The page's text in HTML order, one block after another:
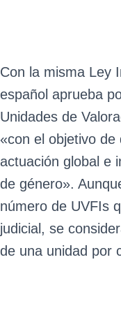
Con la misma Ley
español aprueba
Unidades de
«con el objetivo
actuación global e
de género».
número de UVFIs
judicial, se
de una unidad por